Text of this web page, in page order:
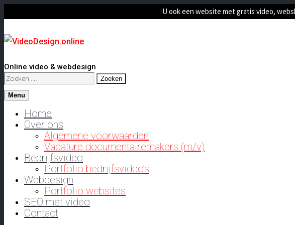
U ook een website met gratis video,
Online video & webdesign
Zoeken
naar:
Menu
Home
Over ons
Algemene voorwaarden
Vacature documentairemakers (m/v)
Bedrijfsvideo
Portfolio bedrijfsvideo’s
Webdesign
Portfolio websites
SEO met video
Contact